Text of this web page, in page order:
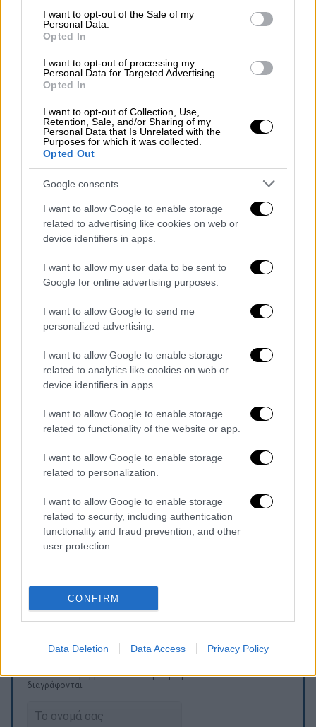
consent section.
I want to opt-out of the Sale of my
Personal Data.
Opted In
I want to opt-out of processing my
Personal Data for Targeted Advertising.
Opted In
I want to opt-out of Collection, Use,
Retention, Sale, and/or Sharing of my
Personal Data that Is Unrelated with the
Purposes for which it was collected.
Opted Out
Google consents
I want to allow Google to enable storage
related to advertising like cookies on web or
device identifiers in apps.
I want to allow my user data to be sent to
Google for online advertising purposes.
I want to allow Google to send me
personalized advertising.
I want to allow Google to enable storage
related to analytics like cookies on web or
device identifiers in apps.
I want to allow Google to enable storage
related to functionality of the website or app.
I want to allow Google to enable storage
related to personalization.
I want to allow Google to enable storage
related to security, including authentication
functionality and fraud prevention, and other
user protection.
CONFIRM
Data Deletion Data Access Privacy Policy
πω την αλήθεια», τόνισε και συμπλήρωσε:
«παρακολουθώντας τη σημερινή αντίδραση,
αλλά και την τοποθέτηση το τελευταίο
διάστημα, ειλικρινά λυπάμαι.Λυπάμαι, γιατί
αυτός ο χώρος απαξιώνεται
τελικά κινδυνεύει από την απαξίωση και τη
γελοιοποίηση».
«Από χθες έχουμε ένα γεγονός που
πραγματικά συνιστά κοσμογονία και δεν
νιώθει ανάγκη να απαντήσει» υπογράμμισε,
αναφορικά με τα δημοσιεύματα της
«Εφημερίδας των Συντακτών» για τον κ.
έχουμε διαμορφώσει μια άποψη» (σ.σ. ο
πρόεδρος του ΣΥΡΙΖΑ υποστήριξε ότι, στα
24 του, όταν έγραφε για απόλυση
περισσότερων δημοσίων υπαλλήλων και
«Ο κ. Κασσελάκης γελοιοποιεί τον
μέρα με τη μέρα» σημείωσε και συνέχισε:
«Απορώ τιάποψη έχει ο κ. Κασσελάκηςγια
τα τελευταία πέντε χρόνια στον ΣΥΡΙΖΑ, που
Δεν ξέρω αν έχει καταλάβει πού βρίσκεται
και αν έχει καταλάβει πού έχει εκλεγεί».
Όσον αφορά στα επόμενα βήματα, όπως είπε,
«θα αντισταθούμε και θα διεκδικήσουμε
αυτήν την ιστορική διαδρομή»,
Κασσελάκη) δεν ήξεραν ότι είναι υπέρ της
καθήλωσης των μισθών».
ΕΘΝΟΣ θα παρεμβαίνει και τα προσβλητικά σχόλια θα
διαγράφονται